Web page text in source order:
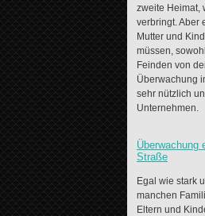
zweite Heimat,
verbringt. Aber
Mutter und
müssen,
Feinden von
Überwachung
sehr nützlich
Unternehmen.
Überwachung
Straße
Egal wie stark
manchen
Eltern und